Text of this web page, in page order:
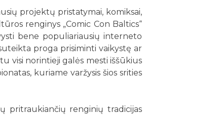
projektų pristatymai, komiksai,
renginys „Comic Con Baltics“
bene populiariausių interneto
proga prisiminti vaikystę ar
visi norintieji galės mesti iššūkius
kuriame varžysis šios srities
pritraukiančių renginių tradicijas